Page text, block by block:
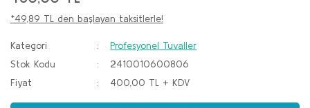
*49,89 TL den başlayan taksitlerle!
Kategori
Profesyonel Tuvaller
Stok Kodu
2410010600806
Fiyat
400,00 TL + KDV